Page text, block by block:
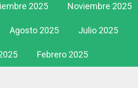
2025 Noviembre 2025
Agosto 2025 Julio 2025
Febrero 2025